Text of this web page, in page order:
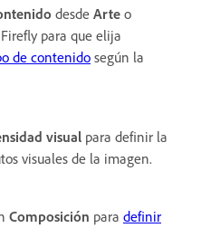
desde Arte o
para que elija
de contenido según la
visual para definir la
visuales de la imagen.
Composición para definir